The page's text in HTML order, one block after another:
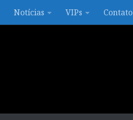
Notícias VIPs Contato